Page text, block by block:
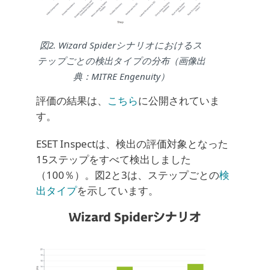
図2. Wizard Spiderシナリオにおけるス
テップごとの検出タイプの分布（画像出
典：MITRE Engenuity）
評価の結果は、 こちらに公開されていま
す。
ESET Inspectは、検出の評価対象となった
15ステップをすべて検出しました
（100％）。図2と3は、ステップごとの検
出タイプを示しています。
Wizard Spiderシナリオ